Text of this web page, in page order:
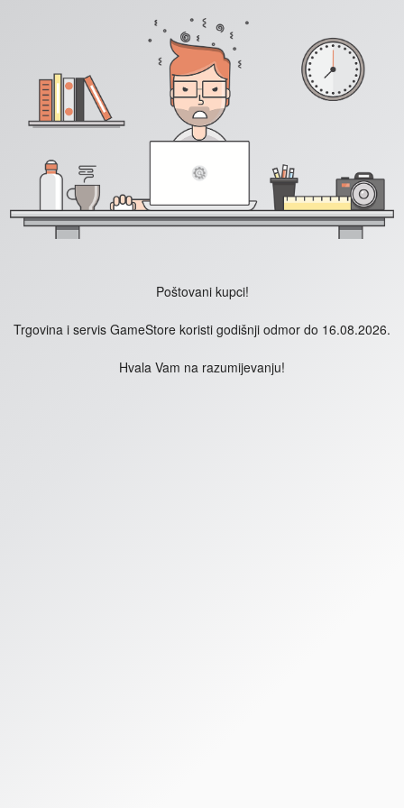
Poštovani kupci!
Trgovina i servis GameStore koristi godišnji odmor do 16.08.2026.
Hvala Vam na razumijevanju!